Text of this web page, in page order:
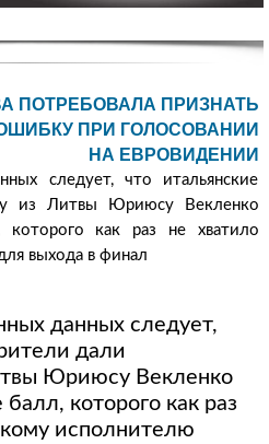
ПОТРЕБОВАЛА ПРИЗНАТЬ
ПРИ ГОЛОСОВАНИИ
НА ЕВРОВИДЕНИИ
следует, что итальянские
из Литвы Юриюсу Векленко
как раз не хватило
выхода в финал
данных следует,
дали
Юриюсу Векленко
которого как раз
исполнителю